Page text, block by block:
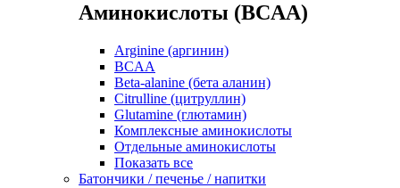
Аминокислоты (BCAA)
Arginine (аргинин)
BCAA
Beta-alanine (бета аланин)
Citrulline (цитруллин)
Glutamine (глютамин)
Комплексные аминокислоты
Отдельные аминокислоты
Показать все
Батончики / печенье / напитки